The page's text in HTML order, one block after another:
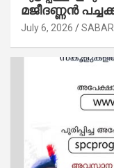
മജീദണ്ണൻ
July 6, 2026